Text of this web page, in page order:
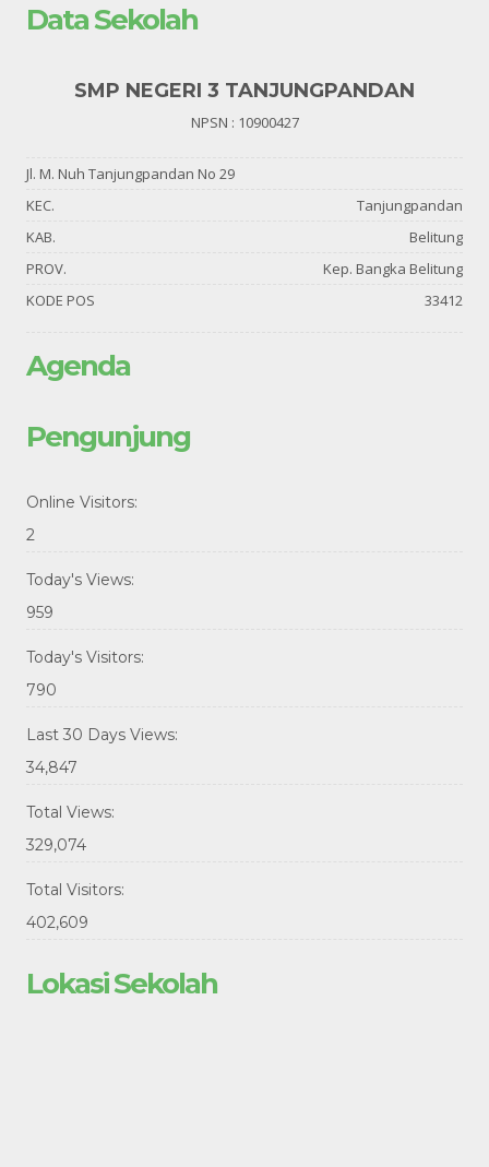
Data Sekolah
SMP NEGERI 3 TANJUNGPANDAN
NPSN : 10900427
Jl. M. Nuh Tanjungpandan No 29
KEC.
Tanjungpandan
KAB.
Belitung
PROV.
Kep. Bangka Belitung
KODE POS
33412
Agenda
Pengunjung
Online Visitors:
2
Today's Views:
959
Today's Visitors:
790
Last 30 Days Views:
34,847
Total Views:
329,074
Total Visitors:
402,609
Lokasi Sekolah